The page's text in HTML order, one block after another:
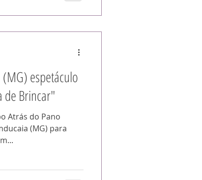
espetáculo
de Brincar"
Atrás do Pano
(MG) para